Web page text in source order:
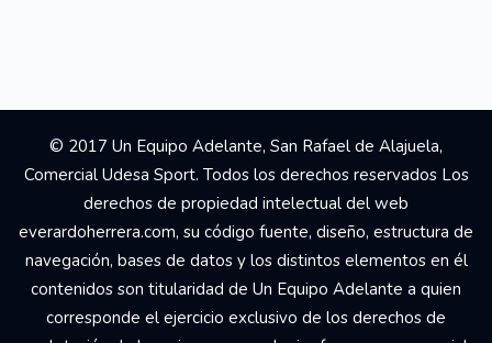
© 2017 Un Equipo Adelante, San Rafael de Alajuela,
Comercial Udesa Sport. Todos los derechos reservados Los
derechos de propiedad intelectual del web
everardoherrera.com, su código fuente, diseño, estructura de
navegación, bases de datos y los distintos elementos en él
contenidos son titularidad de Un Equipo Adelante a quien
corresponde el ejercicio exclusivo de los derechos de